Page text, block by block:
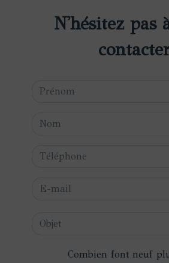
N'hésitez pas
Combien font neuf